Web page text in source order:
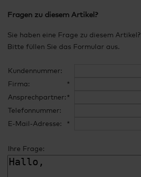
Fragen zu diesem Artikel?
Sie haben eine Frage zu diesem Artikel?
Bitte füllen Sie das Formular aus.
Kundennummer:
Firma:
*
Ansprechpartner:*
Telefonnummer:
E-Mail-Adresse:
*
Ihre Frage: